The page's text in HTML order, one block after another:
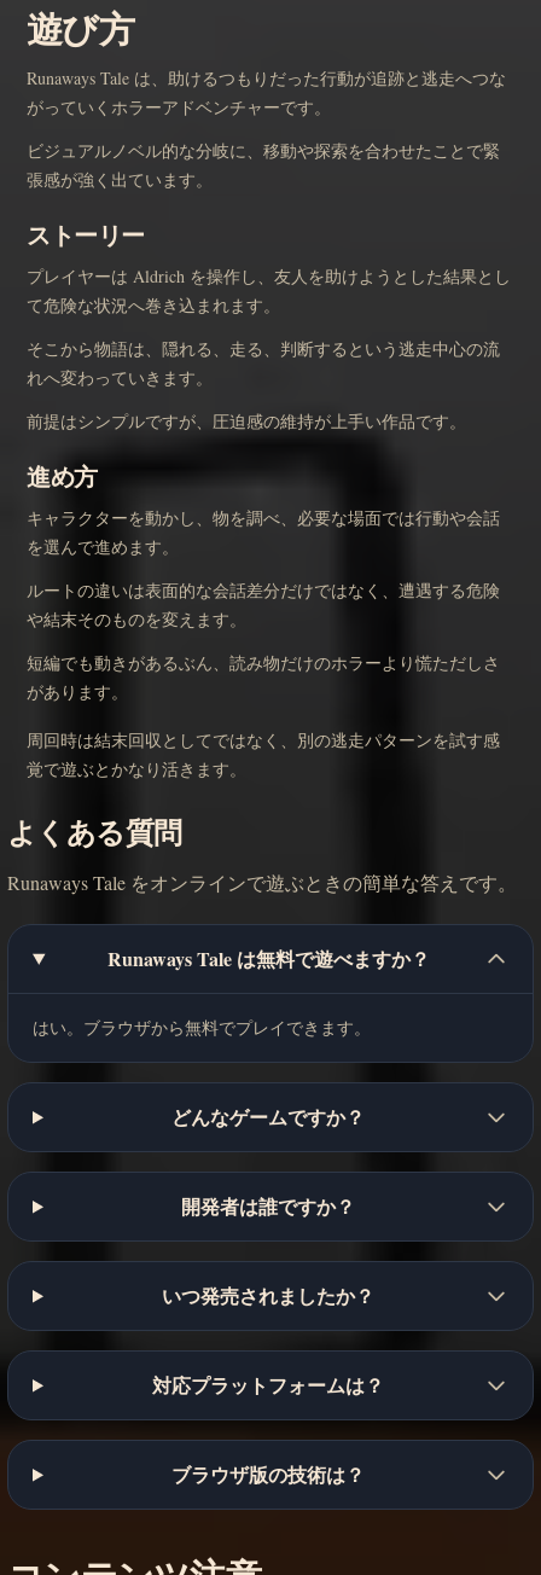
遊び方
Runaways Tale は、助けるつもりだった行動が追跡と逃走へつな
がっていくホラーアドベンチャーです。
ビジュアルノベル的な分岐に、移動や探索を合わせたことで緊
張感が強く出ています。
ストーリー
プレイヤーは Aldrich を操作し、友人を助けようとした結果とし
て危険な状況へ巻き込まれます。
そこから物語は、隠れる、走る、判断するという逃走中心の流
れへ変わっていきます。
前提はシンプルですが、圧迫感の維持が上手い作品です。
進め方
キャラクターを動かし、物を調べ、必要な場面では行動や会話
を選んで進めます。
ルートの違いは表面的な会話差分だけではなく、遭遇する危険
や結末そのものを変えます。
短編でも動きがあるぶん、読み物だけのホラーより慌ただしさ
があります。
周回時は結末回収としてではなく、別の逃走パターンを試す感
覚で遊ぶとかなり活きます。
よくある質問
Runaways Tale をオンラインで遊ぶときの簡単な答えです。
Runaways Tale は無料で遊べますか？
はい。ブラウザから無料でプレイできます。
どんなゲームですか？
開発者は誰ですか？
いつ発売されましたか？
対応プラットフォームは？
ブラウザ版の技術は？